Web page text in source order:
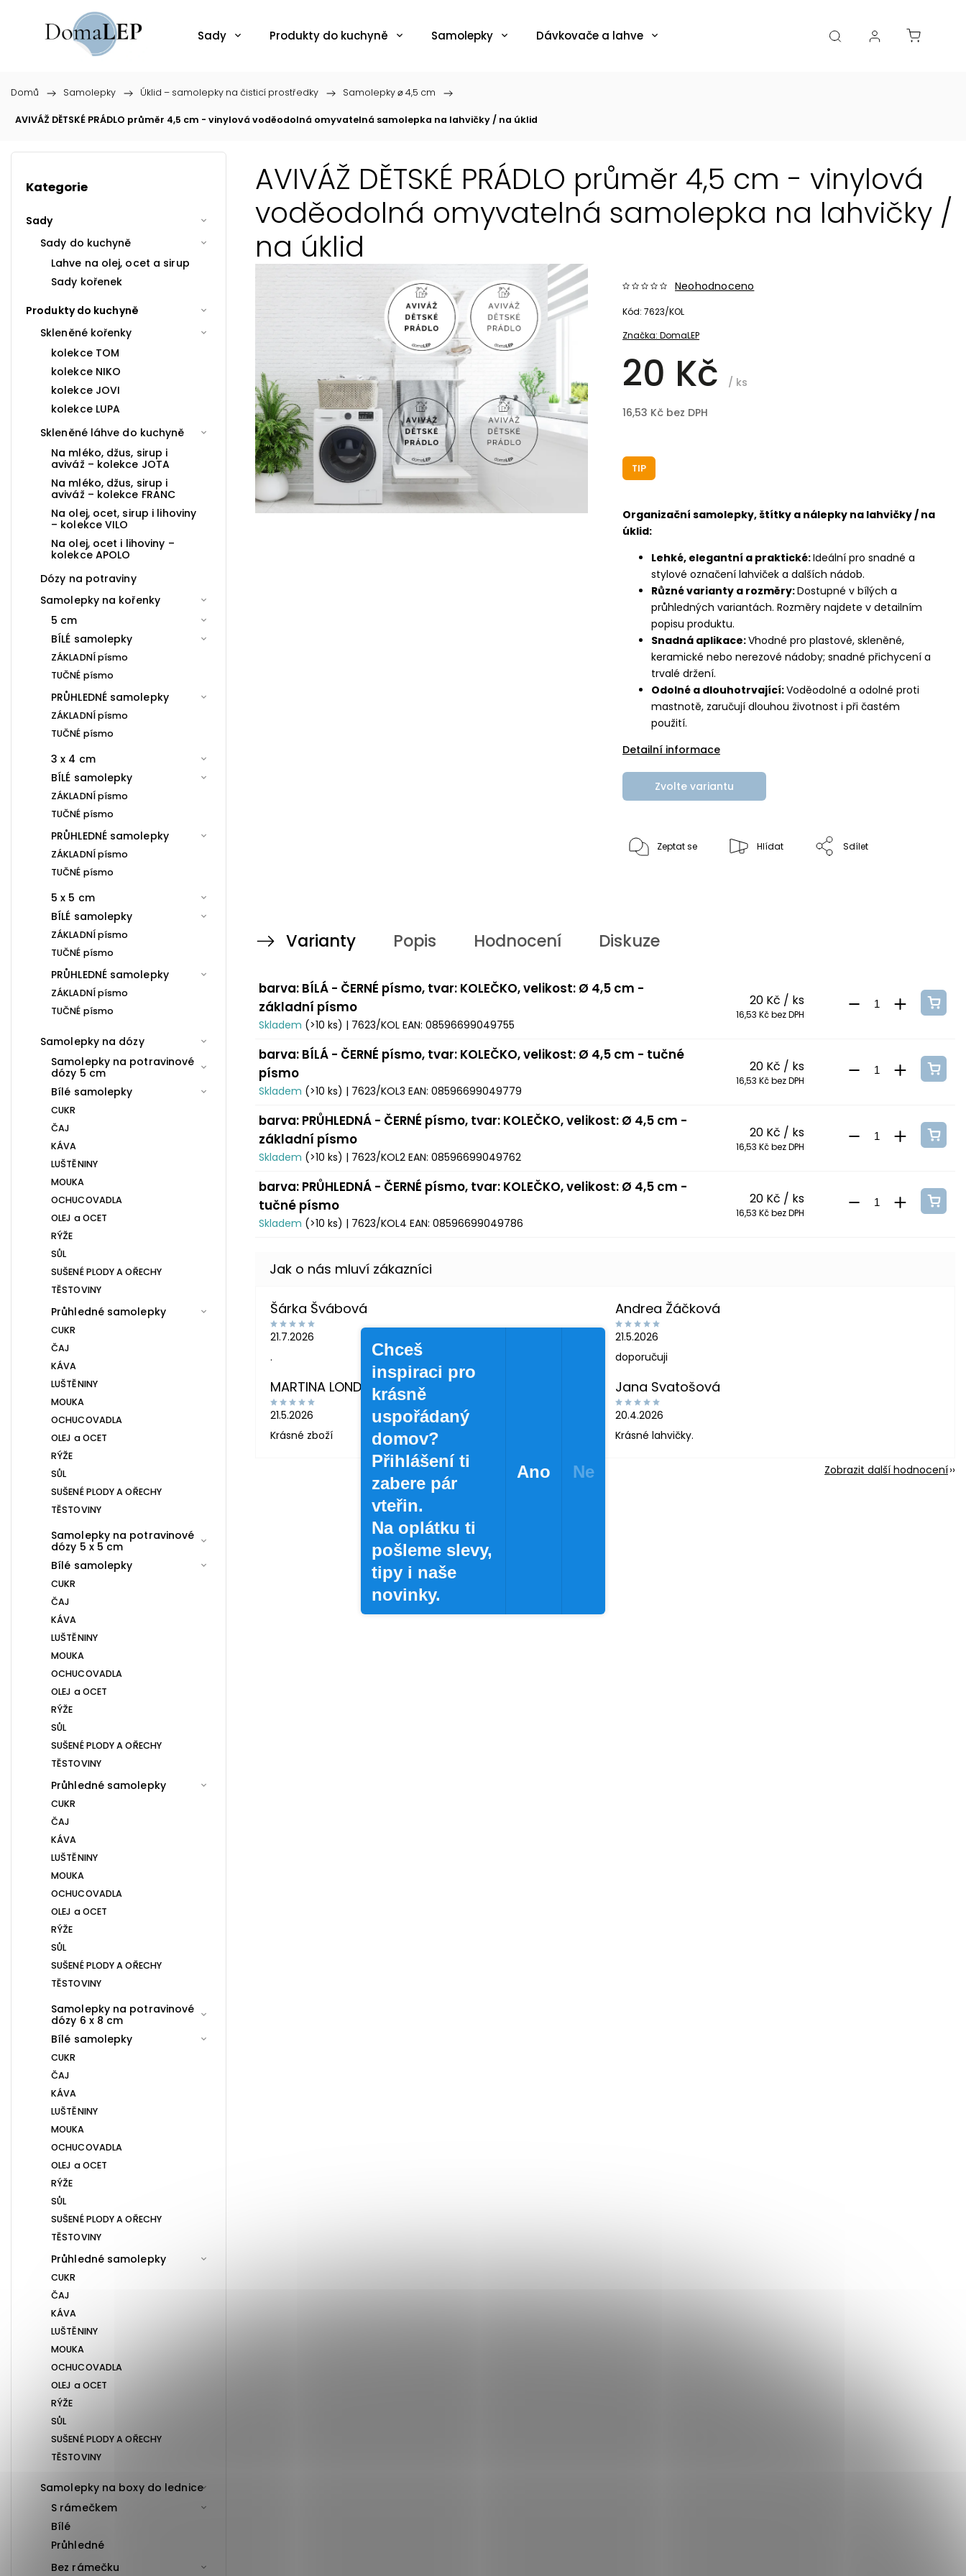
Sady Produkty do kuchyně Samolepky Dávkovače a lahve Boxy, dózy, kořenky, skleničky Akce
Domů / Samolepky / Úklid – samolepky na čisticí prostředky / Samolepky ⌀ 4,5 cm /
AVIVÁŽ DĚTSKÉ PRÁDLO průměr 4,5 cm - vinylová voděodolná omyvatelná samolepka na lahvičky / na úklid
Kategorie
Sady
Sady do kuchyně
Lahve na olej, ocet a sirup
Sady kořenek
Produkty do kuchyně
Skleněné kořenky
kolekce TOM
kolekce NIKO
kolekce JOVI
kolekce LUPA
Skleněné láhve do kuchyně
Na mléko, džus, sirup i
aviváž – kolekce JOTA
Na mléko, džus, sirup i
aviváž – kolekce FRANC
Na olej, ocet, sirup i lihoviny
– kolekce VILO
Na olej, ocet i lihoviny –
kolekce APOLO
Dózy na potraviny
Samolepky na kořenky
5 cm
BÍLÉ samolepky
ZÁKLADNÍ písmo
TUČNÉ písmo
PRŮHLEDNÉ samolepky
ZÁKLADNÍ písmo
TUČNÉ písmo
3 x 4 cm
BÍLÉ samolepky
ZÁKLADNÍ písmo
TUČNÉ písmo
PRŮHLEDNÉ samolepky
ZÁKLADNÍ písmo
TUČNÉ písmo
5 x 5 cm
BÍLÉ samolepky
ZÁKLADNÍ písmo
TUČNÉ písmo
PRŮHLEDNÉ samolepky
ZÁKLADNÍ písmo
TUČNÉ písmo
Samolepky na dózy
Samolepky na potravinové
dózy 5 cm
Bílé samolepky
CUKR
ČAJ
KÁVA
LUŠTĚNINY
MOUKA
OCHUCOVADLA
OLEJ a OCET
RÝŽE
SŮL
SUŠENÉ PLODY A OŘECHY
TĚSTOVINY
Průhledné samolepky
CUKR
ČAJ
KÁVA
LUŠTĚNINY
MOUKA
OCHUCOVADLA
OLEJ a OCET
RÝŽE
SŮL
SUŠENÉ PLODY A OŘECHY
TĚSTOVINY
Samolepky na potravinové
dózy 5 x 5 cm
Bílé samolepky
CUKR
ČAJ
KÁVA
LUŠTĚNINY
MOUKA
OCHUCOVADLA
OLEJ a OCET
RÝŽE
SŮL
SUŠENÉ PLODY A OŘECHY
TĚSTOVINY
Průhledné samolepky
CUKR
ČAJ
KÁVA
LUŠTĚNINY
MOUKA
OCHUCOVADLA
OLEJ a OCET
RÝŽE
SŮL
SUŠENÉ PLODY A OŘECHY
TĚSTOVINY
Samolepky na potravinové
dózy 6 x 8 cm
Bílé samolepky
CUKR
ČAJ
KÁVA
LUŠTĚNINY
MOUKA
OCHUCOVADLA
OLEJ a OCET
RÝŽE
SŮL
SUŠENÉ PLODY A OŘECHY
TĚSTOVINY
Průhledné samolepky
CUKR
ČAJ
KÁVA
LUŠTĚNINY
MOUKA
OCHUCOVADLA
OLEJ a OCET
RÝŽE
SŮL
SUŠENÉ PLODY A OŘECHY
TĚSTOVINY
Samolepky na boxy do lednice
S rámečkem
Bílé
Průhledné
Bez rámečku
AVIVÁŽ DĚTSKÉ PRÁDLO průměr 4,5 cm - vinylová
voděodolná omyvatelná samolepka na lahvičky /
na úklid
Značka: DomaLEP
Neohodnoceno
20 Kč / ks
16,53 Kč bez DPH
Kód: 7623/KOL
TIP
Organizační samolepky, štítky a nálepky na lahvičky / na
úklid:
Lehké, elegantní a praktické:Ideální pro snadné a
stylové označení lahviček a dalších nádob.
Různé varianty a rozměry:Dostupné v bílých a
průhledných variantách. Rozměry najdete v detailním
popisu produktu.
Snadná aplikace:Vhodné pro plastové, skleněné,
keramické nebo nerezové nádoby; snadné přichycení a
trvalé držení.
Odolné a dlouhotrvající:Voděodolné a odolné proti
mastnotě, zaručují dlouhou životnost i při častém
použití.
Detailní informace
Zvolte variantu
Zeptat se Hlídat Sdílet
Varianty Popis Hodnocení Diskuze
barva: BÍLÁ - ČERNÉ písmo, tvar: KOLEČKO, velikost: Ø 4,5 cm -
základní písmo
Skladem (>10 ks) | 7623/KOL EAN: 08596699049755
20 Kč / ks
16,53 Kč bez DPH
barva: BÍLÁ - ČERNÉ písmo, tvar: KOLEČKO, velikost: Ø 4,5 cm - tučné
písmo
Skladem (>10 ks) | 7623/KOL3 EAN: 08596699049779
20 Kč / ks
16,53 Kč bez DPH
barva: PRŮHLEDNÁ - ČERNÉ písmo, tvar: KOLEČKO, velikost: Ø 4,5 cm -
základní písmo
Skladem (>10 ks) | 7623/KOL2 EAN: 08596699049762
20 Kč / ks
16,53 Kč bez DPH
barva: PRŮHLEDNÁ - ČERNÉ písmo, tvar: KOLEČKO, velikost: Ø 4,5 cm -
tučné písmo
Skladem (>10 ks) | 7623/KOL4 EAN: 08596699049786
20 Kč / ks
16,53 Kč bez DPH
Šárka Švábová
21.7.2026
.
Andrea Žáčková
21.5.2026
doporučuji
MARTINA LONDINOVÁ
21.5.2026
Krásné zboží
Jana Svatošová
20.4.2026
Krásné lahvičky.
Zobrazit další hodnocení
Chceš
inspiraci pro
krásně
uspořádaný
domov?
Přihlášení ti
zabere pár
vteřin.
Na oplátku ti
pošleme slevy,
tipy i naše
novinky.
Ano Ne